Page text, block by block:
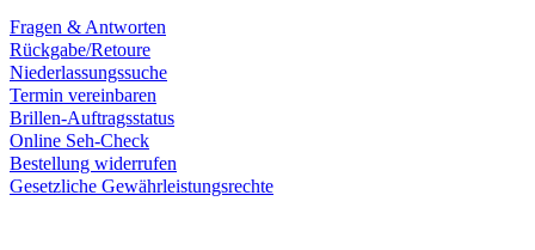
Fragen & Antworten
Rückgabe/Retoure
Niederlassungssuche
Termin vereinbaren
Brillen-Auftragsstatus
Online Seh-Check
Bestellung widerrufen
Gesetzliche Gewährleistungsrechte